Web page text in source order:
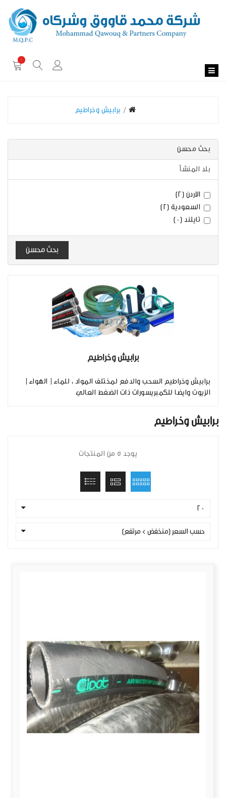
0
برابيش وخراطيم
بحث محسن
بلد المنشأ
الاردن (2)
السعودية (2)
تايلند (0)
بحث محسن
برابيش وخراطيم
برابيش وخراطيم السحب والدفع لمختلف المواد ، للماء| الهواء|
الزيوت وايضا للكمبريسورات ذات الضغط العالي
برابيش وخراطيم
يوجد 5 من المنتجات
20
حسب السعر (منخفض > مرتفع)